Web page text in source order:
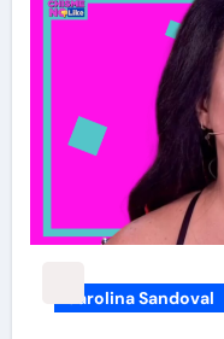
Exclusivas